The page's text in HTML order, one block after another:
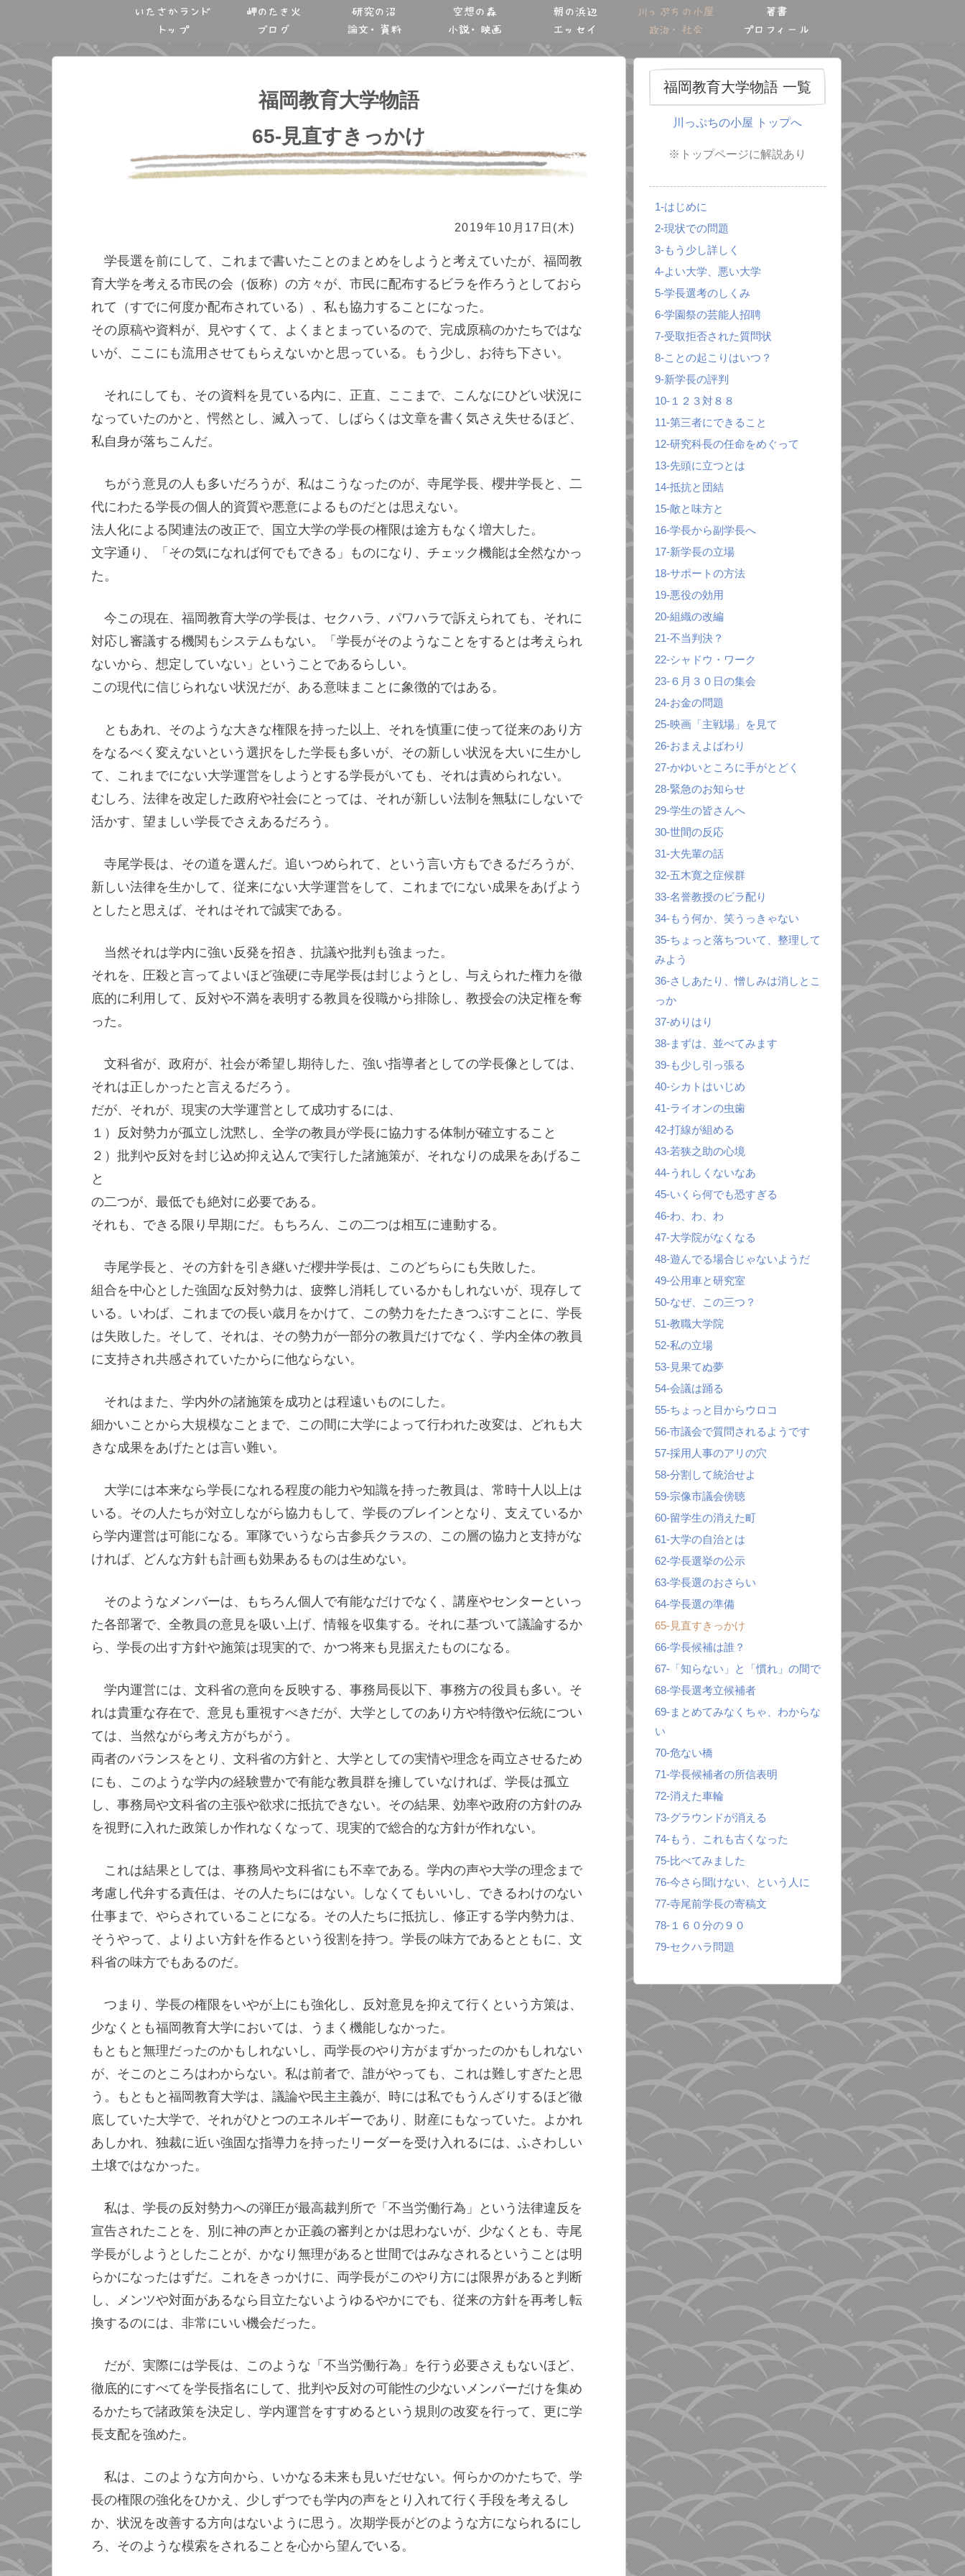
いたさかランド
トップ
岬のたき火
ブログ
研究の沼
論文・資料
空想の森
小説・映画
朝の浜辺
エッセイ
川っぷちの小屋
政治・社会
著書
プロフィール
福岡教育大学物語
65-見直すきっかけ
2019年10月17日(木)
学長選を前にして、これまで書いたことのまとめをしようと考えていたが、福岡教
育大学を考える市民の会（仮称）の方々が、市民に配布するビラを作ろうとしておら
れて（すでに何度か配布されている）、私も協力することになった。
その原稿や資料が、見やすくて、よくまとまっているので、完成原稿のかたちではな
いが、ここにも流用させてもらえないかと思っている。もう少し、お待ち下さい。
それにしても、その資料を見ている内に、正直、ここまで、こんなにひどい状況に
なっていたのかと、愕然とし、滅入って、しばらくは文章を書く気さえ失せるほど、
私自身が落ちこんだ。
ちがう意見の人も多いだろうが、私はこうなったのが、寺尾学長、櫻井学長と、二
代にわたる学長の個人的資質や悪意によるものだとは思えない。
法人化による関連法の改正で、国立大学の学長の権限は途方もなく増大した。
文字通り、「その気になれば何でもできる」ものになり、チェック機能は全然なかっ
た。
今この現在、福岡教育大学の学長は、セクハラ、パワハラで訴えられても、それに
対応し審議する機関もシステムもない。「学長がそのようなことをするとは考えられ
ないから、想定していない」ということであるらしい。
この現代に信じられない状況だが、ある意味まことに象徴的ではある。
ともあれ、そのような大きな権限を持った以上、それを慎重に使って従来のあり方
をなるべく変えないという選択をした学長も多いが、その新しい状況を大いに生かし
て、これまでにない大学運営をしようとする学長がいても、それは責められない。
むしろ、法律を改定した政府や社会にとっては、それが新しい法制を無駄にしないで
活かす、望ましい学長でさえあるだろう。
寺尾学長は、その道を選んだ。追いつめられて、という言い方もできるだろうが、
新しい法律を生かして、従来にない大学運営をして、これまでにない成果をあげよう
としたと思えば、それはそれで誠実である。
当然それは学内に強い反発を招き、抗議や批判も強まった。
それを、圧殺と言ってよいほど強硬に寺尾学長は封じようとし、与えられた権力を徹
底的に利用して、反対や不満を表明する教員を役職から排除し、教授会の決定権を奪
った。
文科省が、政府が、社会が希望し期待した、強い指導者としての学長像としては、
それは正しかったと言えるだろう。
だが、それが、現実の大学運営として成功するには、
１）反対勢力が孤立し沈黙し、全学の教員が学長に協力する体制が確立すること
２）批判や反対を封じ込め抑え込んで実行した諸施策が、それなりの成果をあげるこ
と
の二つが、最低でも絶対に必要である。
それも、できる限り早期にだ。もちろん、この二つは相互に連動する。
寺尾学長と、その方針を引き継いだ櫻井学長は、このどちらにも失敗した。
組合を中心とした強固な反対勢力は、疲弊し消耗しているかもしれないが、現存して
いる。いわば、これまでの長い歳月をかけて、この勢力をたたきつぶすことに、学長
は失敗した。そして、それは、その勢力が一部分の教員だけでなく、学内全体の教員
に支持され共感されていたからに他ならない。
それはまた、学内外の諸施策を成功とは程遠いものにした。
細かいことから大規模なことまで、この間に大学によって行われた改変は、どれも大
きな成果をあげたとは言い難い。
大学には本来なら学長になれる程度の能力や知識を持った教員は、常時十人以上は
いる。その人たちが対立しながら協力もして、学長のブレインとなり、支えているか
ら学内運営は可能になる。軍隊でいうなら古参兵クラスの、この層の協力と支持がな
ければ、どんな方針も計画も効果あるものは生めない。
そのようなメンバーは、もちろん個人で有能なだけでなく、講座やセンターといっ
た各部署で、全教員の意見を吸い上げ、情報を収集する。それに基づいて議論するか
ら、学長の出す方針や施策は現実的で、かつ将来も見据えたものになる。
学内運営には、文科省の意向を反映する、事務局長以下、事務方の役員も多い。そ
れは貴重な存在で、意見も重視すべきだが、大学としてのあり方や特徴や伝統につい
ては、当然ながら考え方がちがう。
両者のバランスをとり、文科省の方針と、大学としての実情や理念を両立させるため
にも、このような学内の経験豊かで有能な教員群を擁していなければ、学長は孤立
し、事務局や文科省の主張や欲求に抵抗できない。その結果、効率や政府の方針のみ
を視野に入れた政策しか作れなくなって、現実的で総合的な方針が作れない。
これは結果としては、事務局や文科省にも不幸である。学内の声や大学の理念まで
考慮し代弁する責任は、その人たちにはない。しなくてもいいし、できるわけのない
仕事まで、やらされていることになる。その人たちに抵抗し、修正する学内勢力は、
そうやって、よりよい方針を作るという役割を持つ。学長の味方であるとともに、文
科省の味方でもあるのだ。
つまり、学長の権限をいやが上にも強化し、反対意見を抑えて行くという方策は、
少なくとも福岡教育大学においては、うまく機能しなかった。
もともと無理だったのかもしれないし、両学長のやり方がまずかったのかもしれない
が、そこのところはわからない。私は前者で、誰がやっても、これは難しすぎたと思
う。もともと福岡教育大学は、議論や民主主義が、時には私でもうんざりするほど徹
底していた大学で、それがひとつのエネルギーであり、財産にもなっていた。よかれ
あしかれ、独裁に近い強固な指導力を持ったリーダーを受け入れるには、ふさわしい
土壌ではなかった。
私は、学長の反対勢力への弾圧が最高裁判所で「不当労働行為」という法律違反を
宣告されたことを、別に神の声とか正義の審判とかは思わないが、少なくとも、寺尾
学長がしようとしたことが、かなり無理があると世間ではみなされるということは明
らかになったはずだ。これをきっかけに、両学長がこのやり方には限界があると判断
し、メンツや対面があるなら目立たないようゆるやかにでも、従来の方針を再考し転
換するのには、非常にいい機会だった。
だが、実際には学長は、このような「不当労働行為」を行う必要さえもないほど、
徹底的にすべてを学長指名にして、批判や反対の可能性の少ないメンバーだけを集め
るかたちで諸政策を決定し、学内運営をすすめるという規則の改変を行って、更に学
長支配を強めた。
私は、このような方向から、いかなる未来も見いだせない。何らかのかたちで、学
長の権限の強化をひかえ、少しずつでも学内の声をとり入れて行く手段を考えるし
か、状況を改善する方向はないように思う。次期学長がどのような方になられるにし
ろ、そのような模索をされることを心から望んでいる。
福岡教育大学物語 一覧
川っぷちの小屋 トップへ
※トップページに解説あり
1-はじめに
2-現状での問題
3-もう少し詳しく
4-よい大学、悪い大学
5-学長選考のしくみ
6-学園祭の芸能人招聘
7-受取拒否された質問状
8-ことの起こりはいつ？
9-新学長の評判
10-１２３対８８
11-第三者にできること
12-研究科長の任命をめぐって
13-先頭に立つとは
14-抵抗と団結
15-敵と味方と
16-学長から副学長へ
17-新学長の立場
18-サポートの方法
19-悪役の効用
20-組織の改編
21-不当判決？
22-シャドウ・ワーク
23-６月３０日の集会
24-お金の問題
25-映画「主戦場」を見て
26-おまえよばわり
27-かゆいところに手がとどく
28-緊急のお知らせ
29-学生の皆さんへ
30-世間の反応
31-大先輩の話
32-五木寛之症候群
33-名誉教授のビラ配り
34-もう何か、笑うっきゃない
35-ちょっと落ちついて、整理して
みよう
36-さしあたり、憎しみは消しとこ
っか
37-めりはり
38-まずは、並べてみます
39-も少し引っ張る
40-シカトはいじめ
41-ライオンの虫歯
42-打線が組める
43-若狭之助の心境
44-うれしくないなあ
45-いくら何でも恐すぎる
46-わ、わ、わ
47-大学院がなくなる
48-遊んでる場合じゃないようだ
49-公用車と研究室
50-なぜ、この三つ？
51-教職大学院
52-私の立場
53-見果てぬ夢
54-会議は踊る
55-ちょっと目からウロコ
56-市議会で質問されるようです
57-採用人事のアリの穴
58-分割して統治せよ
59-宗像市議会傍聴
60-留学生の消えた町
61-大学の自治とは
62-学長選挙の公示
63-学長選のおさらい
64-学長選の準備
65-見直すきっかけ
66-学長候補は誰？
67-「知らない」と「慣れ」の間で
68-学長選考立候補者
69-まとめてみなくちゃ、わからな
い
70-危ない橋
71-学長候補者の所信表明
72-消えた車輪
73-グラウンドが消える
74-もう、これも古くなった
75-比べてみました
76-今さら聞けない、という人に
77-寺尾前学長の寄稿文
78-１６０分の９０
79-セクハラ問題